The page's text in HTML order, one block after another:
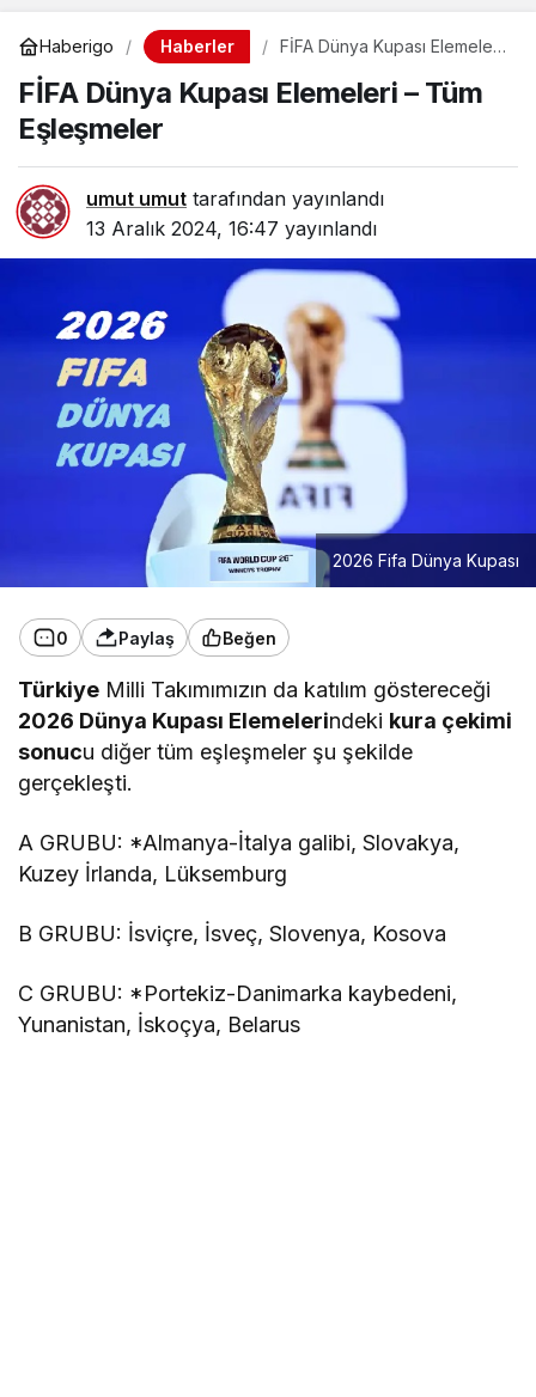
Haberigo Haberler
FİFA Dünya Kupası Elemeleri
FİFA Dünya Kupası Elemeleri – Tüm
Eşleşmeler
umut umut tarafından yayınlandı
13 Aralık 2024, 16:47 yayınlandı
2026 Fifa Dünya Kupası
0 Paylaş Beğen
Türkiye Milli Takımımızın da katılım göstereceği
2026 Dünya Kupası Elemelerindeki kura çekimi
sonucu diğer tüm eşleşmeler şu şekilde
gerçekleşti.
A GRUBU: *Almanya-İtalya galibi, Slovakya,
Kuzey İrlanda, Lüksemburg
B GRUBU: İsviçre, İsveç, Slovenya, Kosova
C GRUBU: *Portekiz-Danimarka kaybedeni,
Yunanistan, İskoçya, Belarus